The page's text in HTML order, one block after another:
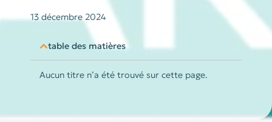
13 décembre 2024
table des matières
Aucun titre n’a été trouvé sur cette page.